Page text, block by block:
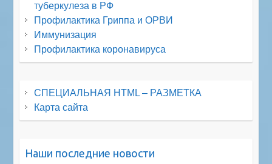
туберкулеза в РФ
Профилактика Гриппа и ОРВИ
Иммунизация
Профилактика коронавируса
СПЕЦИАЛЬНАЯ HTML – РАЗМЕТКА
Карта сайта
Наши последние новости